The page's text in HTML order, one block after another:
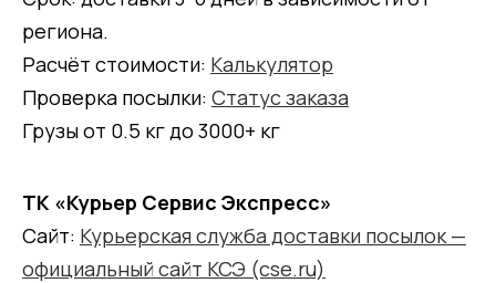
региона.
Расчёт стоимости: Калькулятор
Проверка посылки: Статус заказа
Грузы от 0.5 кг до 3000+ кг
ТК «Курьер Сервис Экспресс»
Сайт: Курьерская служба доставки посылок —
официальный сайт КСЭ (cse.ru)